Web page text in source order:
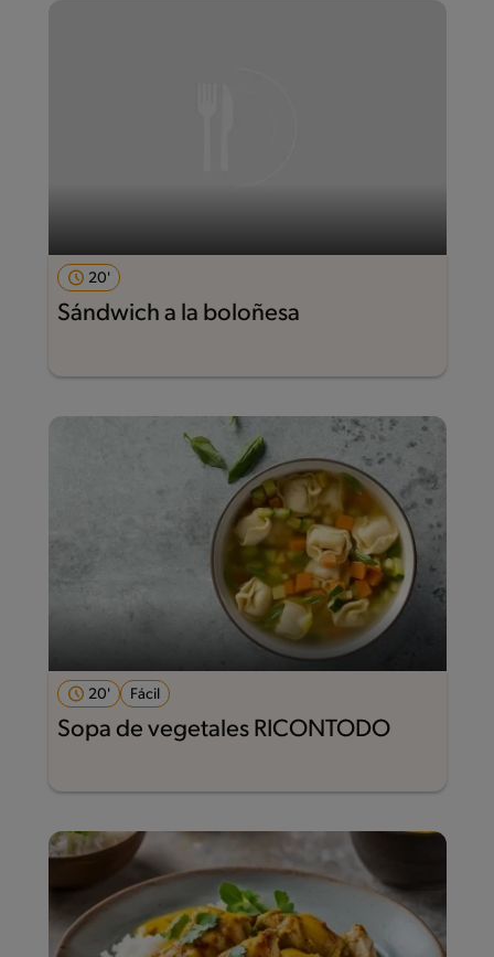
20'
Sándwich a la boloñesa
20' Fácil
Sopa de vegetales RICONTODO